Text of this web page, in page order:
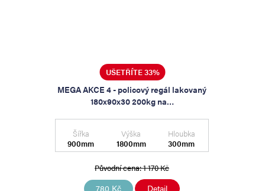
UŠETŘÍTE 33%
MEGA AKCE 4 - policový regál lakovaný
180x90x30 200kg na…
Šířka
900mm
Výška
1800mm
Hloubka
300mm
Původní cena:1 170 Kč
780 Kč Detail